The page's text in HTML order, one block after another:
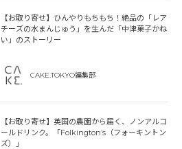
【お取り寄せ】ひんやりもちもち！絶品の「レア
チーズの水まんじゅう」を生んだ「中津菓子かね
い」のストーリー
CAKE.TOKYO編集部
【お取り寄せ】英国の農園から届く、ノンアルコ
ールドリンク。「Folkington’s（フォーキントン
ズ）」